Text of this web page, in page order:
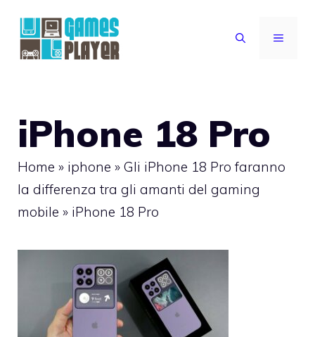
contenuto
MENU
iPhone 18 Pro
Home » iphone » Gli iPhone 18 Pro faranno
la differenza tra gli amanti del gaming
mobile » iPhone 18 Pro